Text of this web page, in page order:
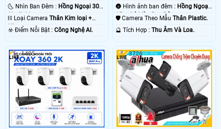
🌜 Nhìn Ban Đêm : Hồng Ngoại 30m
Starlight.
⛓ Loại Camera Thân Kim loại +
Nhựa.
️☣️ Điểm Nỗi Bật : Công Nghệ AI.
🌚 Hình ảnh ban đêm : Hồng Ngoại
15m Có Màu Ban Ðêm.
🛡 Camera Theo MẫuThân Plastic.
️🔮 Tích Hợp :Thu Âm Và Loa.
1405 3726